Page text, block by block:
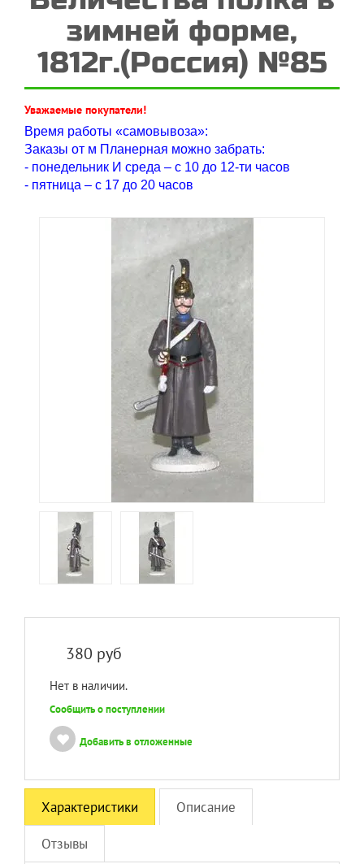
зимней форме,
1812г.(Россия) №85
Уважаемые покупатели!
Время работы «самовывоза»:
Заказы от м Планерная можно забрать:
- понедельник И среда – с 10 до 12-ти часов
- пятница – с 17 до 20 часов
380 руб
Нет в наличии.
Сообщить о поступлении
Добавить в отложенные
Характеристики Описание
Отзывы